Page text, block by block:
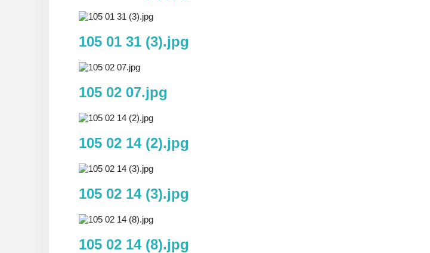
105 01 31 (3).jpg
105 02 07.jpg
105 02 14 (2).jpg
105 02 14 (3).jpg
105 02 14 (8).jpg